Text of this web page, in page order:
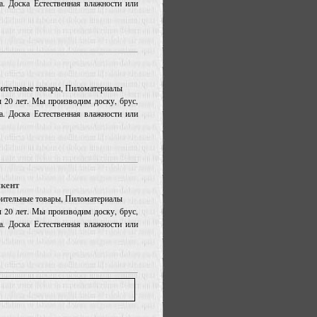
Естественная влажности или
товары, Пиломатериалы
20 лет. Мы производим доску, брус,
Естественная влажности или
товары, Пиломатериалы
20 лет. Мы производим доску, брус,
Естественная влажности или